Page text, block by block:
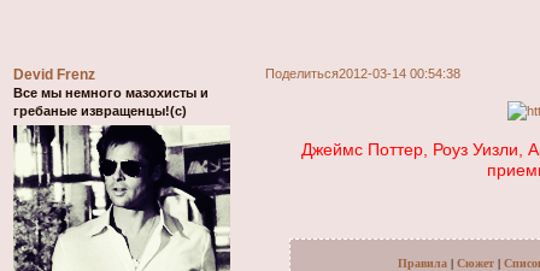
Поделиться2012-03-14 00:54:38
Devid Frenz
Все мы немного мазохисты и
гребаные извращенцы!(с)
Джеймс Поттер, Роуз Уизли,
Правила | Сюжет |